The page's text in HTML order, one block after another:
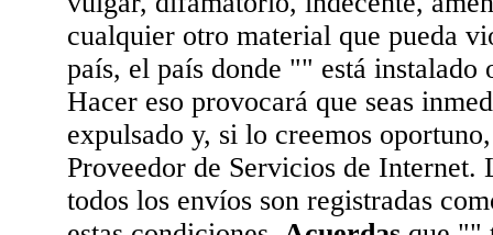
cualquier otro material que pueda
país, el país donde "" está instalado
Hacer eso provocará que seas
expulsado y, si lo creemos
Proveedor de Servicios de Internet.
todos los envíos son registradas